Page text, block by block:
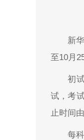
新
至10月
初
试，考
止时间
每